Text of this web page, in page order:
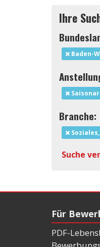
Ihre
Baden-
Branche:
Suche
Für
PDF-